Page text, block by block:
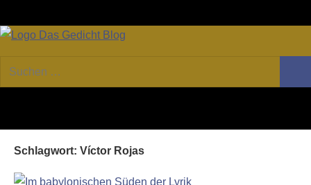
Inhalt
GEDICHT
Forum
von
Suchen
nach:
Schlagwort: Víctor Rojas